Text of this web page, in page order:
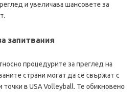
и увеличава шансовете за
запитвания
процедурите за преглед на
страни могат да се свържат с
в USA Volleyball. Те обикновено